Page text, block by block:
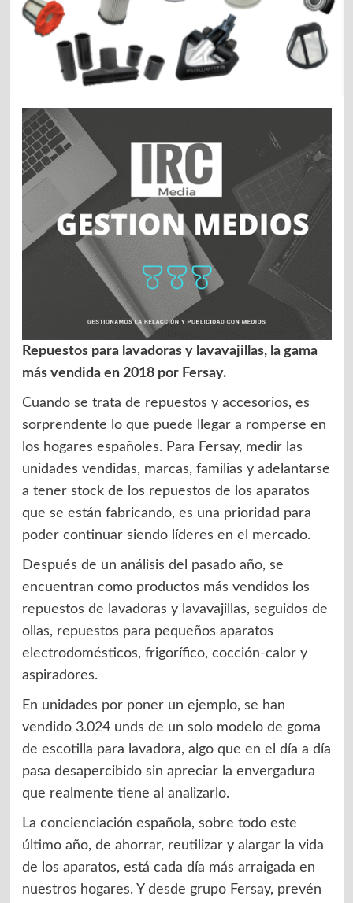
Repuestos para lavadoras y lavavajillas, la gama
más vendida en 2018 por Fersay.
Cuando se trata de repuestos y accesorios, es
sorprendente lo que puede llegar a romperse en
los hogares españoles. Para Fersay, medir las
unidades vendidas, marcas, familias y adelantarse
a tener stock de los repuestos de los aparatos
que se están fabricando, es una prioridad para
poder continuar siendo líderes en el mercado.
Después de un análisis del pasado año, se
encuentran como productos más vendidos los
repuestos de lavadoras y lavavajillas, seguidos de
ollas, repuestos para pequeños aparatos
electrodomésticos, frigorífico, cocción-calor y
aspiradores.
En unidades por poner un ejemplo, se han
vendido 3.024 unds de un solo modelo de goma
de escotilla para lavadora, algo que en el día a día
pasa desapercibido sin apreciar la envergadura
que realmente tiene al analizarlo.
La concienciación española, sobre todo este
último año, de ahorrar, reutilizar y alargar la vida
de los aparatos, está cada día más arraigada en
nuestros hogares. Y desde grupo Fersay, prevén